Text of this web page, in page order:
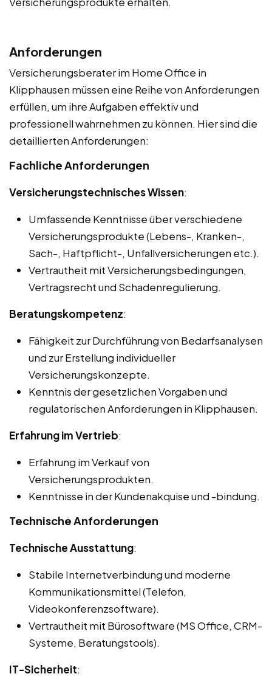
Anforderungen
Versicherungsberater im Home Office in
Klipphausen müssen eine Reihe von Anforderungen
erfüllen, um ihre Aufgaben effektiv und
professionell wahrnehmen zu können. Hier sind die
detaillierten Anforderungen:
Fachliche Anforderungen
Versicherungstechnisches Wissen:
Umfassende Kenntnisse über verschiedene
Versicherungsprodukte (Lebens-, Kranken-,
Sach-, Haftpflicht-, Unfallversicherungen etc.).
Vertrautheit mit Versicherungsbedingungen,
Vertragsrecht und Schadenregulierung.
Beratungskompetenz:
Fähigkeit zur Durchführung von Bedarfsanalysen
und zur Erstellung individueller
Versicherungskonzepte.
Kenntnis der gesetzlichen Vorgaben und
regulatorischen Anforderungen in Klipphausen.
Erfahrung im Vertrieb:
Erfahrung im Verkauf von
Versicherungsprodukten.
Kenntnisse in der Kundenakquise und -bindung.
Technische Anforderungen
Technische Ausstattung:
Stabile Internetverbindung und moderne
Kommunikationsmittel (Telefon,
Videokonferenzsoftware).
Vertrautheit mit Bürosoftware (MS Office, CRM-
Systeme, Beratungstools).
IT-Sicherheit: